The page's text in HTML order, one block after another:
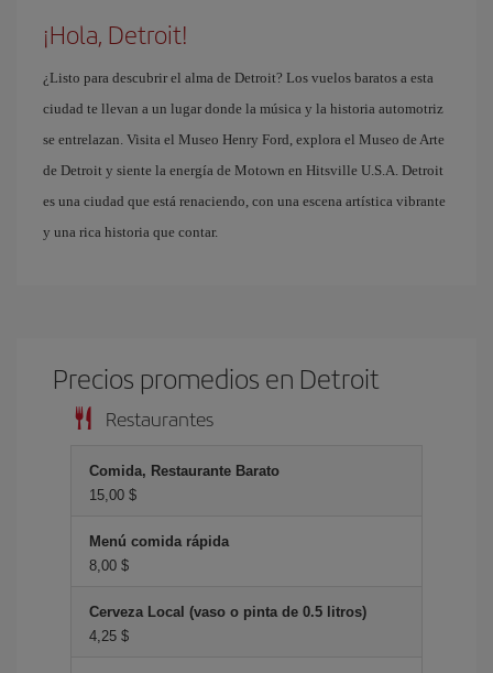
¡Hola, Detroit!
¿Listo para descubrir el alma de Detroit? Los vuelos baratos a esta
ciudad te llevan a un lugar donde la música y la historia automotriz
se entrelazan. Visita el Museo Henry Ford, explora el Museo de Arte
de Detroit y siente la energía de Motown en Hitsville U.S.A. Detroit
es una ciudad que está renaciendo, con una escena artística vibrante
y una rica historia que contar.
Precios promedios en Detroit
Restaurantes
Comida, Restaurante Barato
15,00 $
Menú comida rápida
8,00 $
Cerveza Local (vaso o pinta de 0.5 litros)
4,25 $